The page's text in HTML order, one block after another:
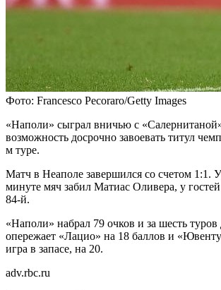
Фото: Francesco Pecoraro/Getty Images
«Наполи» сыграл вничью с
возможность досрочно завоевать титул
м туре.
Матч в Неаполе завершился со счетом 1:1.
минуте мяч забил Матиас Оливера, у
84-й.
«Наполи» набрал 79 очков и за шесть туров
опережает «Лацио» на 18 баллов и
игра в запасе, на 20.
adv.rbc.ru